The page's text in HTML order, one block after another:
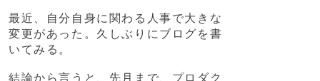
最近、自分自身に関わる人事で大きな
変更があった。久しぶりにブログを書
いてみる。
結論から言うと、先月まで、プロダク